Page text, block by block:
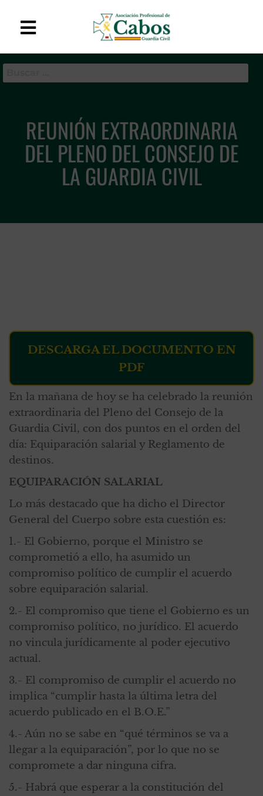
APC-GC
de Cabos de la Guardia
REUNIÓN EXTRAORDINARIA
DEL PLENO DEL CONSEJO DE
LA GUARDIA CIVIL
DESCARGA EL DOCUMENTO EN
PDF
En la mañana de hoy se ha celebrado la reunión
extraordinaria del Pleno del Consejo de la
Guardia Civil, con dos puntos en el orden del
día: Equiparación salarial y Reglamento de
destinos.
EQUIPARACIÓN SALARIAL
Lo más destacado que ha dicho el Director
General del Cuerpo sobre esta cuestión es:
1.- El Gobierno, porque el Ministro se
comprometió a ello, ha asumido un
compromiso político de cumplir el acuerdo
sobre equiparación salarial.
2.- El compromiso que tiene el Gobierno es un
compromiso político, no jurídico. El acuerdo
no vincula jurídicamente al poder ejecutivo
actual.
3.- El compromiso de cumplir el acuerdo no
implica “cumplir hasta la última letra del
acuerdo publicado en el B.O.E.”
4.- Aún no se sabe en “qué términos se va a
llegar a la equiparación”, por lo que no se
compromete a dar ninguna cifra.
5.- Habrá que esperar a la constitución del